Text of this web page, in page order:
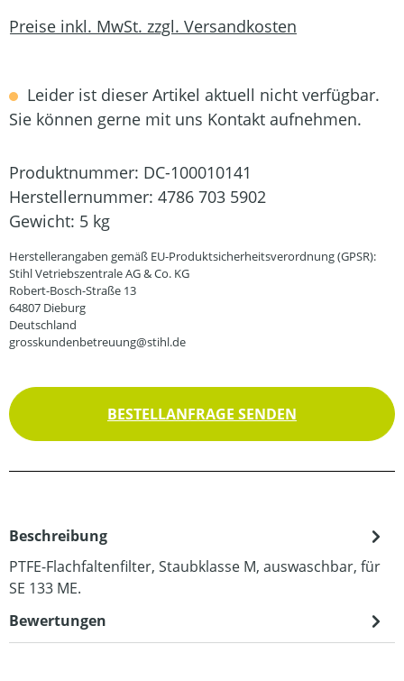
Preise inkl. MwSt. zzgl. Versandkosten
Leider ist dieser Artikel aktuell nicht verfügbar.
Sie können gerne mit uns Kontakt aufnehmen.
Produktnummer: DC-100010141
Herstellernummer: 4786 703 5902
Gewicht: 5 kg
Herstellerangaben gemäß EU-Produktsicherheitsverordnung (GPSR):
Stihl Vetriebszentrale AG & Co. KG
Robert-Bosch-Straße 13
64807 Dieburg
Deutschland
grosskundenbetreuung@stihl.de
BESTELLANFRAGE SENDEN
Beschreibung
PTFE-Flachfaltenfilter, Staubklasse M, auswaschbar, für
SE 133 ME.
Bewertungen